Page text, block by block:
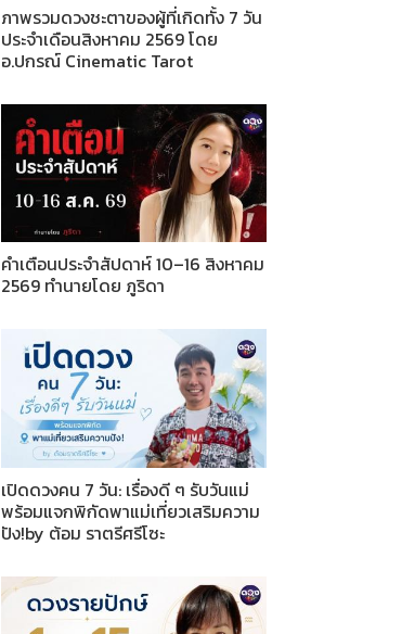
ภาพรวมดวงชะตาของผู้ที่เกิดทั้ง 7 วัน
ประจำเดือนสิงหาคม 2569 โดย
อ.ปกรณ์ Cinematic Tarot
คำเตือนประจำสัปดาห์ 10–16 สิงหาคม
2569 ทำนายโดย ภูริดา
เปิดดวงคน 7 วัน: เรื่องดี ๆ รับวันแม่
พร้อมแจกพิกัดพาแม่เที่ยวเสริมความ
ปัง!by ต้อม ราตรีศรีโซะ